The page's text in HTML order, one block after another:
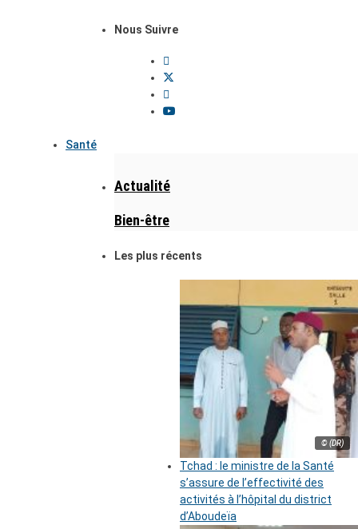
Nous Suivre
Santé
Actualité
Bien-être
Les plus récents
© (DR)
Tchad : le ministre de la Santé
s’assure de l’effectivité des
activités à l’hôpital du district
d’Aboudeïa